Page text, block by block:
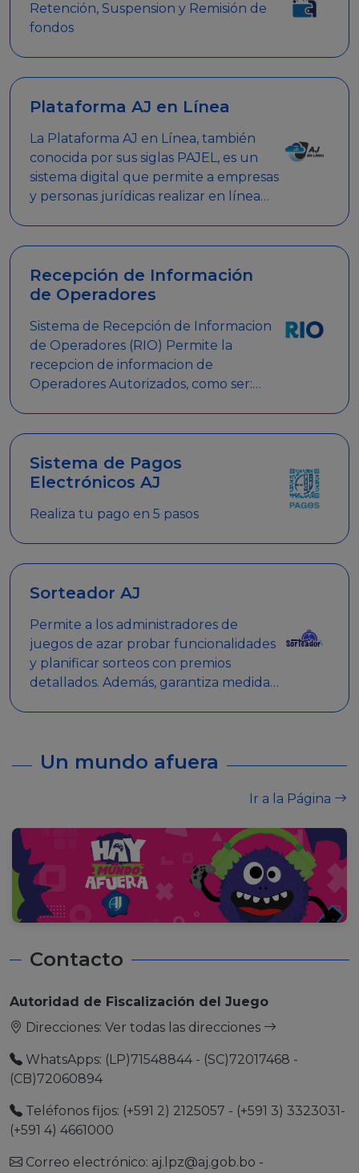
Retención, Suspension y Remisión de
fondos
Plataforma AJ en Línea
La Plataforma AJ en Línea, también
conocida por sus siglas PAJEL, es un
sistema digital que permite a empresas
y personas jurídicas realizar en línea
Recepción de Información
de Operadores
Sistema de Recepción de Informacion
de Operadores (RIO) Permite la
recepcion de informacion de
Operadores Autorizados, como ser:
Sistema de Pagos
Electrónicos AJ
Realiza tu pago en 5 pasos
Sorteador AJ
Permite a los administradores de
juegos de azar probar funcionalidades
y planificar sorteos con premios
detallados. Además, garantiza medidas
Un mundo afuera
Ir a la Página
Contacto
Autoridad de Fiscalización del Juego
Direcciones: Ver todas las direcciones
WhatsApps: (LP)71548844 - (SC)72017468 -
(CB)72060894
Teléfonos fijos: (+591 2) 2125057 - (+591 3) 3323031-
(+591 4) 4661000
Correo electrónico: aj.lpz@aj.gob.bo -